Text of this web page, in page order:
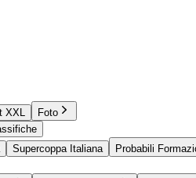
XXL
Foto
Supercoppa Italiana Probabili